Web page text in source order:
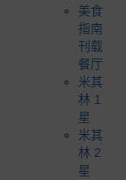
美食
指南
刊载
餐厅
米其
林 1
星
米其
林 2
星